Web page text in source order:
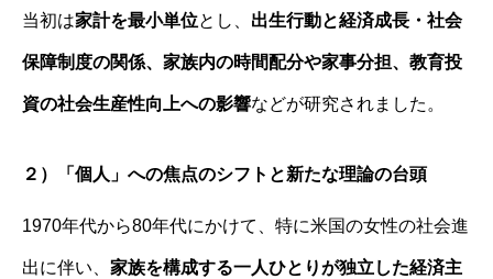
当初は家計を最小単位とし、 出生行動と経済成長・社会
保障制度の関係、家族内の時間配分や家事分担、教育投
資の社会生産性向上への影響などが研究されました。
２）「個人」への焦点のシフトと新たな理論の台頭
1970年代から80年代にかけて、特に米国の女性の社会進
出に伴い、 家族を構成する一人ひとりが独立した経済主